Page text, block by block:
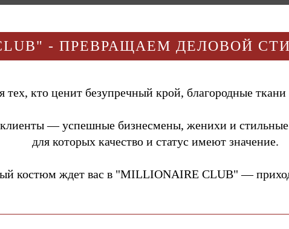
- ПРЕВРАЩАЕМ ДЕЛОВОЙ
кто ценит безупречный крой, благородные
— успешные бизнесмены, женихи и
для которых качество и статус имеют значение.
костюм ждет вас в "MILLIONAIRE CLUB" —